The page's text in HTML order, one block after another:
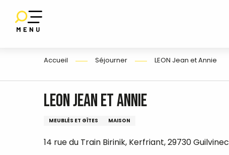
contenu
Accueil Séjourner LEON Jean et Annie
LEON Jean et Annie
MEUBLÉS ET GÎTES MAISON
14 rue du Train Birinik, Kerfriant, 29730 Guilvinec